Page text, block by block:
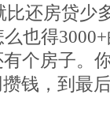
还房贷少
也得
个房子。
钱，到最